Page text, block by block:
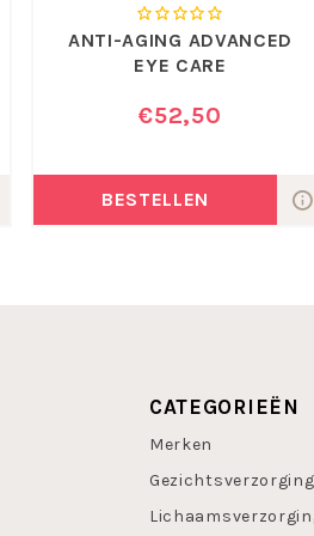
ANTI-AGING ADVANCED
EYE CARE
€52,50
BESTELLEN
CATEGORIEËN
Merken
Gezichtsverzorging